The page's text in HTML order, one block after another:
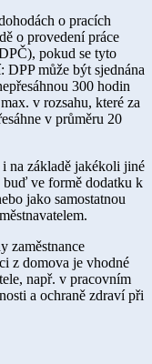
o pracích
o provedení práce
pokud se tyto
DPP může být sjednána
300 hodin
v rozsahu, které za
v průměru 20
na základě jakékoli jiné
buď ve formě dodatku k
jako samostatnou
zaměstnance
z domova je vhodné
např. v pracovním
a ochraně zdraví při